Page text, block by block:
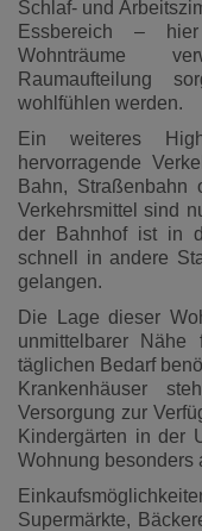
Schlaf- und
Essbereich –
Wohnträume
Raumaufteilung
wohlfühlen werden.
Ein weiteres
hervorragende
Bahn,
Verkehrsmittel sind
der Bahnhof ist in
schnell in andere
gelangen.
Die Lage dieser
unmittelbarer
täglichen Bedarf
Krankenhäuser
Versorgung zur
Kindergärten in der
Wohnung besonders
Supermärkte,